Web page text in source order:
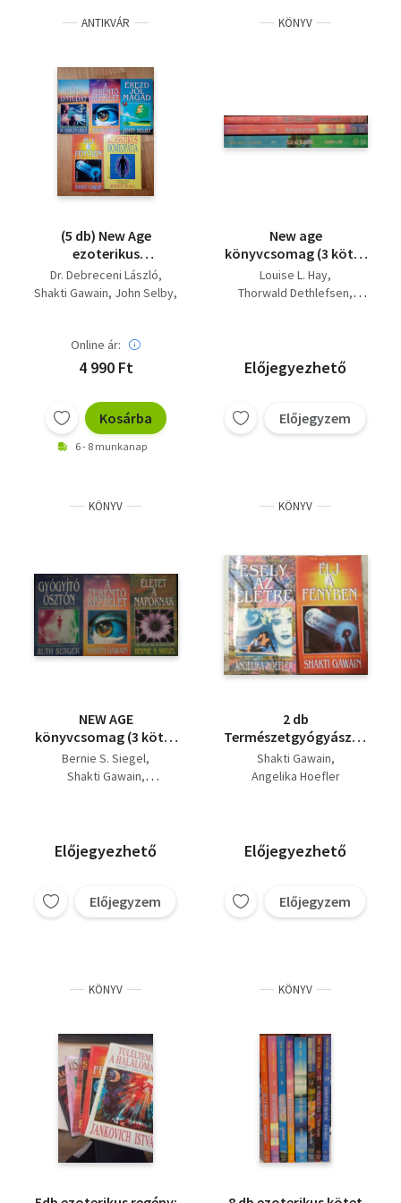
ANTIKVÁR
(5 db) New Age
ezoterikus
könyvcsomag: A tiszta
öntudat - az
Érezd jól magad -
békében önmagunkkal
/ Élj a fényben /
homeopátia - A
leghatékonyabb
gyógymód
Dr. Debreceni László
Shakti Gawain John Selby
Online ár:
4 990 Ft
Kosárba
6 - 8 munkanap
KÖNYV
New age
könyvcsomag (3 kötet
📚)
Louise L. Hay
Thorwald Dethlefsen
Előjegyezhető
Előjegyzem
KÖNYV
NEW AGE
könyvcsomag (3 kötet
📚)
Bernie S. Siegel
Shakti Gawain
Előjegyezhető
Előjegyzem
KÖNYV
2 db
Természetgyógyászat:
Élj a fényben +Esély az
életre
Shakti Gawain
Angelika Hoefler
Előjegyezhető
Előjegyzem
KÖNYV KÖNYV